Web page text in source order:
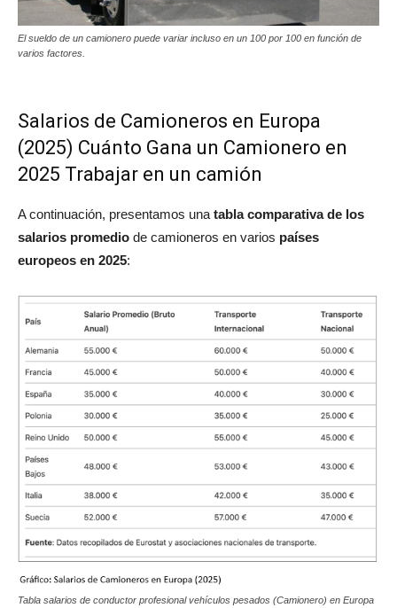
El sueldo de un camionero puede variar incluso en un 100 por 100 en función de
varios factores.
Salarios de Camioneros en Europa
(2025) Cuánto Gana un Camionero en
2025 Trabajar en un camión
A continuación, presentamos una tabla comparativa de los
salarios promedio de camioneros en varios países
europeos en 2025:
Tabla salarios de conductor profesional vehículos pesados (Camionero) en Europa